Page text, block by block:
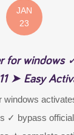
JAN
23
for windows
➤ Easy
windows
✓ bypass